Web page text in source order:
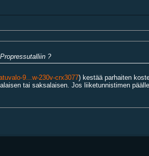
?
9...w-230v-crx3077) kestää parhaiten
tai saksalaisen. Jos liiketunnistimen